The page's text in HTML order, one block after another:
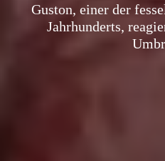
Guston, einer der
Jahrhunderts,